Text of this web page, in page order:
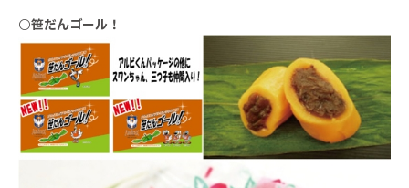
○笹だんゴール！